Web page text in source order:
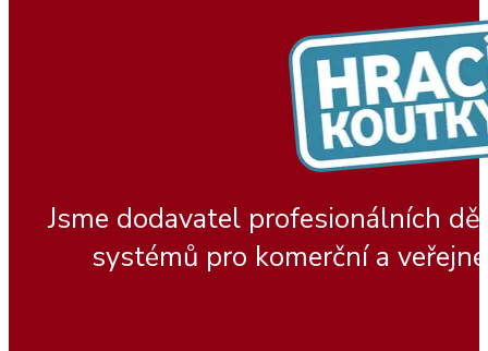
Jsme dodavatel profesionálních
systémů pro komerční a